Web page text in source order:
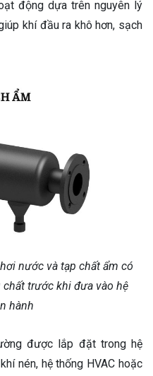
động dựa trên nguyên lý
khí đầu ra khô hơn, sạch
nước và tạp chất ẩm có
trước khi đưa vào hệ
hành
được lắp đặt trong hệ
nén, hệ thống HVAC hoặc